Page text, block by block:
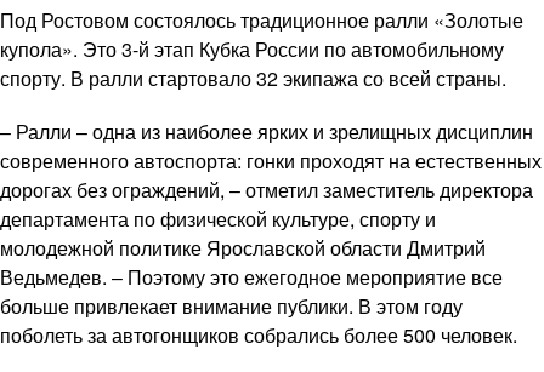
Под Ростовом состоялось традиционное ралли «Золотые
купола». Это 3-й этап Кубка России по автомобильному
спорту. В ралли стартовало 32 экипажа со всей страны.
– Ралли – одна из наиболее ярких и зрелищных дисциплин
современного автоспорта: гонки проходят на естественных
дорогах без ограждений, – отметил заместитель директора
департамента по физической культуре, спорту и
молодежной политике Ярославской области Дмитрий
Ведьмедев. – Поэтому это ежегодное мероприятие все
больше привлекает внимание публики. В этом году
поболеть за автогонщиков собрались более 500 человек.